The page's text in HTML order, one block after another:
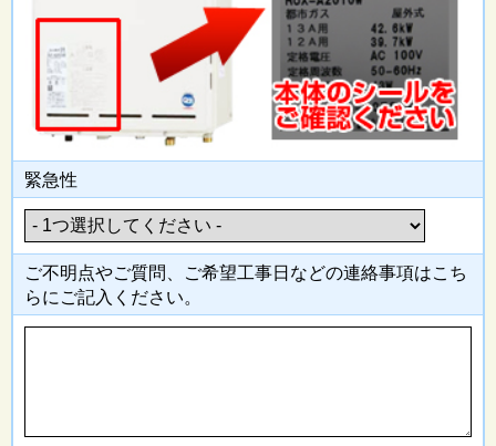
緊急性
ご不明点やご質問、ご希望工事日などの連絡事項はこち
らにご記入 ください。